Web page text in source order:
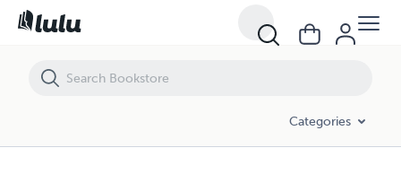
Categories
De Provinciaalstedelijke Avonturen van dhr. D. van Eventer, of hoe,